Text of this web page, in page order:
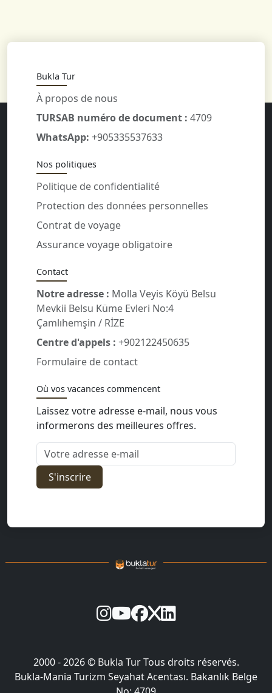
Bukla Tur
À propos de nous
TURSAB numéro de document : 4709
WhatsApp: +905335537633
Nos politiques
Politique de confidentialité
Protection des données personnelles
Contrat de voyage
Assurance voyage obligatoire
Contact
Notre adresse : Molla Veyis Köyü Belsu
Mevkii Belsu Küme Evleri No:4
Çamlıhemşin / RİZE
Centre d'appels : +902122450635
Formulaire de contact
Où vos vacances commencent
Laissez votre adresse e-mail, nous vous
informerons des meilleures offres.
Votre adresse e-mail
S'inscrire
2000 - 2026 © Bukla TurTous droits réservés.
Bukla-Mania Turizm Seyahat Acentası. Bakanlık Belge